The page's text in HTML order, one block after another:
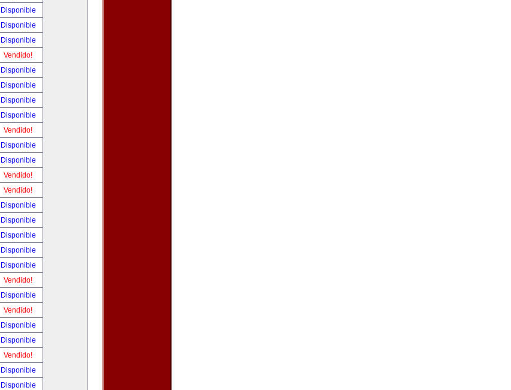
Disponible
Disponible
Disponible
Vendido!
Disponible
Disponible
Disponible
Disponible
Vendido!
Disponible
Disponible
Vendido!
Vendido!
Disponible
Disponible
Disponible
Disponible
Disponible
Vendido!
Disponible
Vendido!
Disponible
Disponible
Vendido!
Disponible
Disponible